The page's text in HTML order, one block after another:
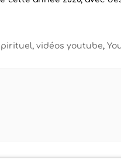
, vidéos youtube,